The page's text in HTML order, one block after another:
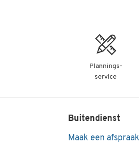
Plannings-
service
Buitendienst
Maak een afspraak